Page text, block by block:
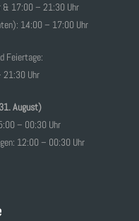
17:00 – 21:30 Uhr
14:00 – 17:00 Uhr
Feiertage:
21:30 Uhr
August)
– 00:30 Uhr
12:00 – 00:30 Uhr